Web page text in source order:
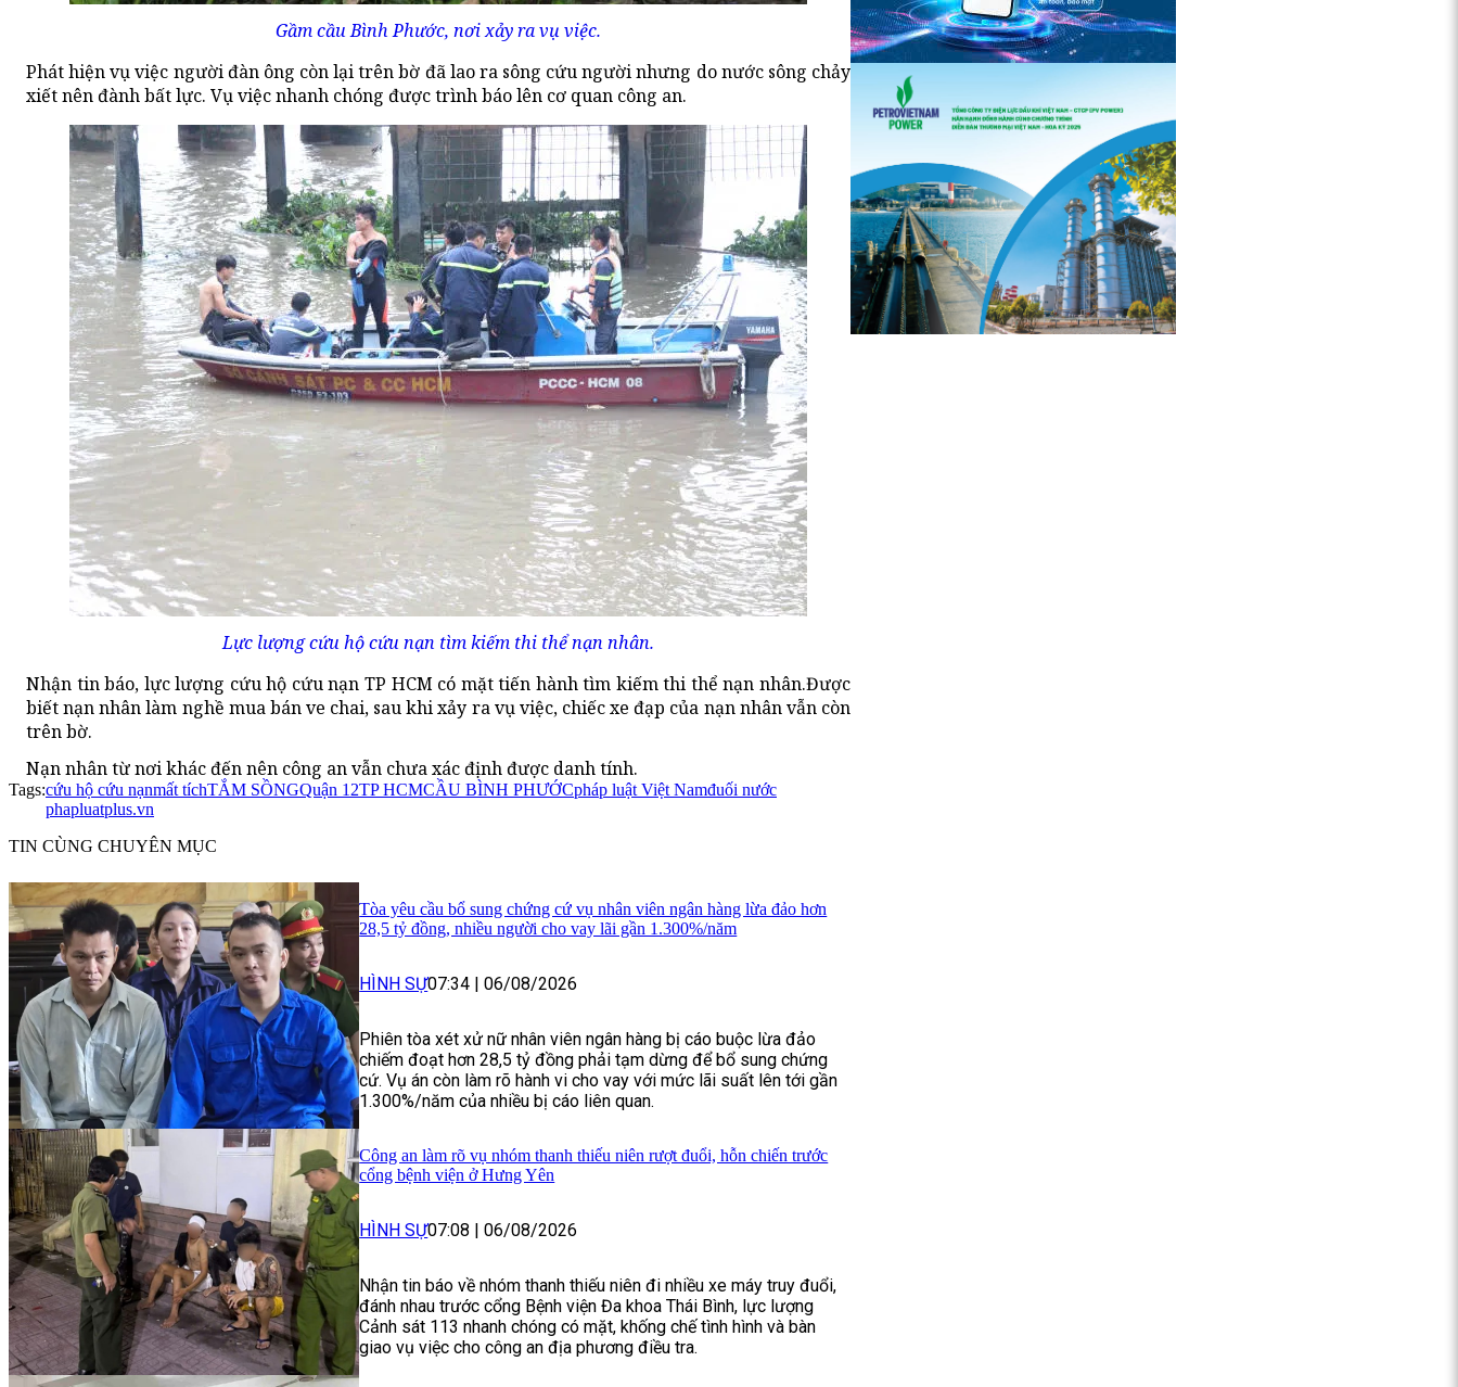
Gầm cầu Bình Phước, nơi xảy ra vụ việc.
Phát hiện vụ việc người đàn ông còn lại trên bờ đã lao ra sông cứu người nhưng do nước sông chảy
xiết nên đành bất lực. Vụ việc nhanh chóng được trình báo lên cơ quan công an.
Lực lượng cứu hộ cứu nạn tìm kiếm thi thể nạn nhân.
Nhận tin báo, lực lượng cứu hộ cứu nạn TP HCM có mặt tiến hành tìm kiếm thi thể nạn nhân.Được
biết nạn nhân làm nghề mua bán ve chai, sau khi xảy ra vụ việc, chiếc xe đạp của nạn nhân vẫn còn
trên bờ.
Nạn nhân từ nơi khác đến nên công an vẫn chưa xác định được danh tính.
Tags:cứu hộ cứu nạnmất tíchTẮM SỒNGQuận 12TP HCMCẦU BÌNH PHƯỚCpháp luật Việt Namđuối nước
phapluatplus.vn
TIN CÙNG CHUYÊN MỤC
Tòa yêu cầu bổ sung chứng cứ vụ nhân viên ngân hàng lừa đảo hơn
28,5 tỷ đồng, nhiều người cho vay lãi gần 1.300%/năm
HÌNH SỰ07:34 | 06/08/2026
Phiên tòa xét xử nữ nhân viên ngân hàng bị cáo buộc lừa đảo
chiếm đoạt hơn 28,5 tỷ đồng phải tạm dừng để bổ sung chứng
cứ. Vụ án còn làm rõ hành vi cho vay với mức lãi suất lên tới gần
1.300%/năm của nhiều bị cáo liên quan.
Công an làm rõ vụ nhóm thanh thiếu niên rượt đuổi, hỗn chiến trước
cổng bệnh viện ở Hưng Yên
HÌNH SỰ07:08 | 06/08/2026
Nhận tin báo về nhóm thanh thiếu niên đi nhiều xe máy truy đuổi,
đánh nhau trước cổng Bệnh viện Đa khoa Thái Bình, lực lượng
Cảnh sát 113 nhanh chóng có mặt, khống chế tình hình và bàn
giao vụ việc cho công an địa phương điều tra.